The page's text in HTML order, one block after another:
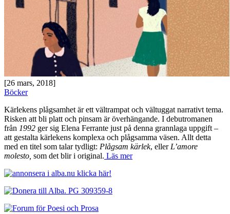
[26 mars, 2018]
Böcker
Kärlekens plågsamhet är ett vältrampat och vältuggat narrativt tema.
Risken att bli platt och pinsam är överhängande. I debutromanen
från 1992 ger sig Elena Ferrante just på denna grannlaga uppgift –
att gestalta kärlekens komplexa och plågsamma väsen. Allt detta
med en titel som talar tydligt: Plågsam kärlek, eller L’amore
molesto, som det blir i original. Läs mer